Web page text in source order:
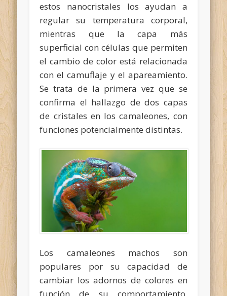
estos nanocristales los ayudan a
regular su temperatura corporal,
mientras que la capa más
superficial con células que permiten
el cambio de color está relacionada
con el camuflaje y el apareamiento.
Se trata de la primera vez que se
confirma el hallazgo de dos capas
de cristales en los camaleones, con
funciones potencialmente distintas.
Los camaleones machos son
populares por su capacidad de
cambiar los adornos de colores en
función de su comportamiento.